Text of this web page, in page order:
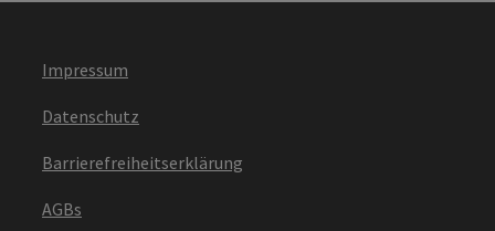
Impressum
Datenschutz
Barrierefreiheitserklärung
AGBs